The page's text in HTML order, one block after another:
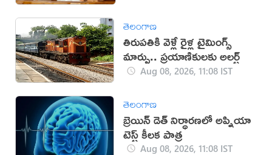
తెలంగాణ
తిరుపతికి వెళ్లే రైళ్ల టైమింగ్స్
మార్పు.. ప్రయాణికులకు అలర్ట్
Aug 08, 2026, 11:08 IST
తెలంగాణ
బ్రెయిన్ డెత్ నిర్ధారణలో అప్నియా
టెస్ట్ కీలక పాత్ర
Aug 08, 2026, 11:08 IST